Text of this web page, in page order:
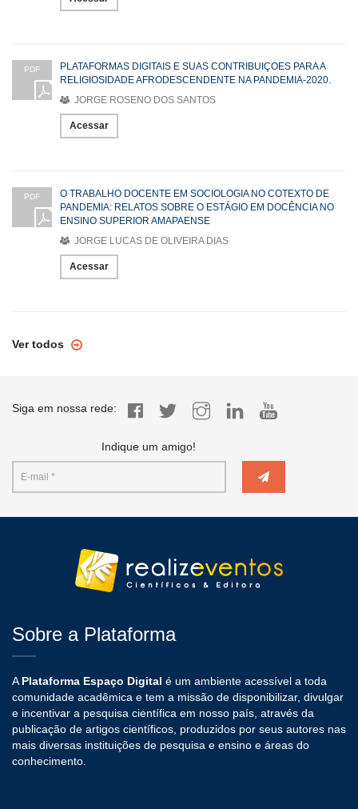
PDF
PLATAFORMAS DIGITAIS E SUAS CONTRIBUIÇOES PARA A
RELIGIOSIDADE AFRODESCENDENTE NA PANDEMIA-2020.
JORGE ROSENO DOS SANTOS
Acessar
PDF
O TRABALHO DOCENTE EM SOCIOLOGIA NO COTEXTO DE
PANDEMIA: RELATOS SOBRE O ESTÁGIO EM DOCÊNCIA NO
ENSINO SUPERIOR AMAPAENSE
JORGE LUCAS DE OLIVEIRA DIAS
Acessar
Ver todos
Siga em nossa rede:
Indique um amigo!
Sobre a Plataforma
A Plataforma Espaço Digital é um ambiente acessível a toda
comunidade acadêmica e tem a missão de disponibilizar, divulgar
e incentivar a pesquisa científica em nosso país, através da
publicação de artigos científicos, produzidos por seus autores nas
mais diversas instituições de pesquisa e ensino e áreas do
conhecimento.